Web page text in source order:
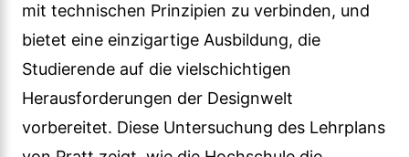
mit technischen Prinzipien zu verbinden, und
bietet eine einzigartige Ausbildung, die
Studierende auf die vielschichtigen
Herausforderungen der Designwelt
vorbereitet. Diese Untersuchung des Lehrplans